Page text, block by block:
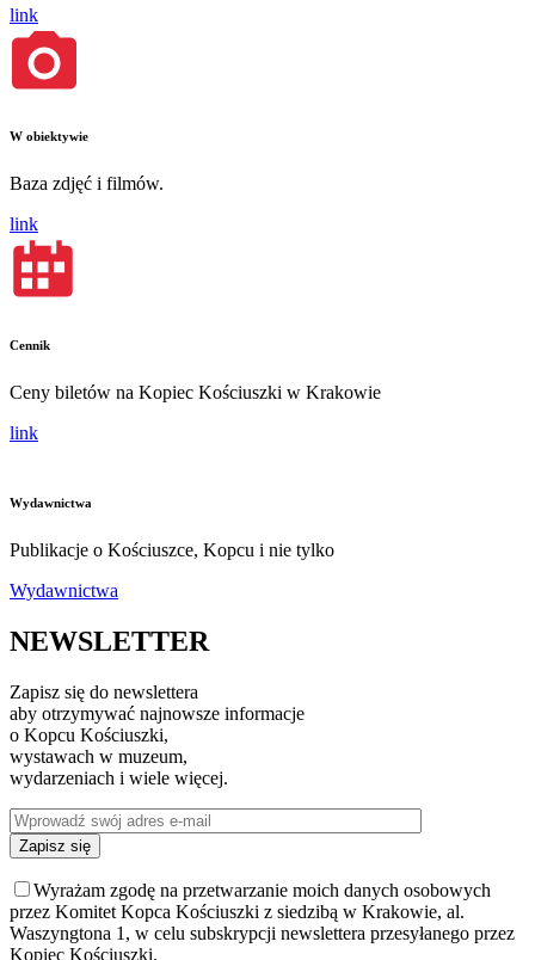
link
W obiektywie
Baza zdjęć i filmów.
link
Cennik
Ceny biletów na Kopiec Kościuszki w Krakowie
link
Wydawnictwa
Publikacje o Kościuszce, Kopcu i nie tylko
Wydawnictwa
NEWSLETTER
Zapisz się do newslettera
aby otrzymywać najnowsze informacje
o Kopcu Kościuszki,
wystawach w muzeum,
wydarzeniach i wiele więcej.
Wyrażam zgodę na przetwarzanie moich danych osobowych
przez Komitet Kopca Kościuszki z siedzibą w Krakowie, al.
Waszyngtona 1, w celu subskrypcji newslettera przesyłanego przez
Kopiec Kościuszki.